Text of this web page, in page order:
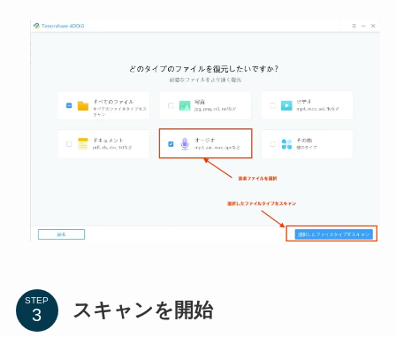
STEP スキャンを開始